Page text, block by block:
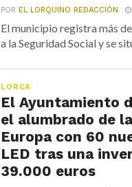
POREL LORQUINO REDACCIÓN
El municipio registra más
a la Seguridad Social y se
LORCA
El Ayuntamiento
el alumbrado de
Europa con 60
LED tras una
39.000 euros